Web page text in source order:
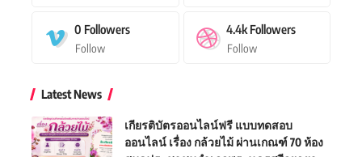
0 Followers
Follow
4.4k Followers
Follow
Latest News
เกียรติบัตรออนไลน์ฟรี แบบทดสอบ
ออนไลน์ เรื่อง กล้วยไม้ ผ่านเกณฑ์ 70 ห้อง